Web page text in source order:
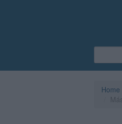
Home